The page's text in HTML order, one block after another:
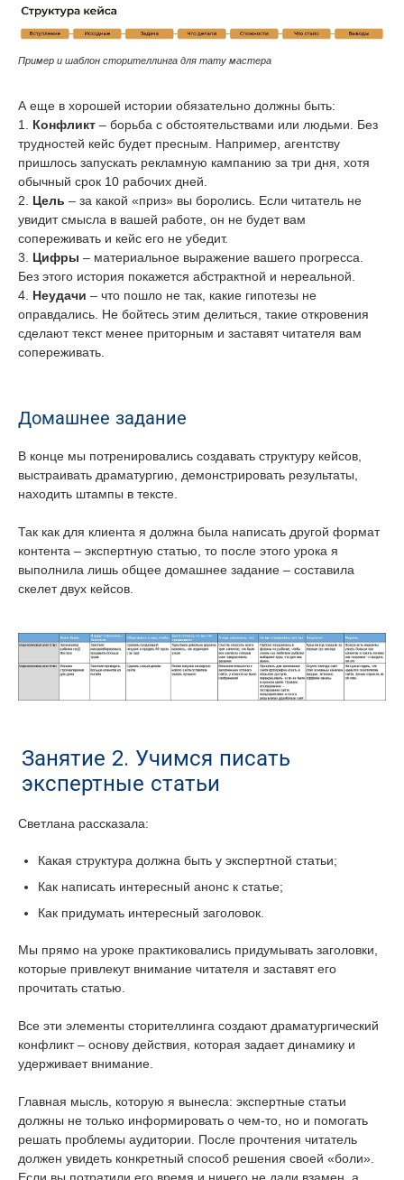
Пример и шаблон сторителлинга для тату мастера
А еще в хорошей истории обязательно должны быть:
1. Конфликт – борьба с обстоятельствами или людьми. Без
трудностей кейс будет пресным. Например, агентству
пришлось запускать рекламную кампанию за три дня, хотя
обычный срок 10 рабочих дней.
2. Цель – за какой «приз» вы боролись. Если читатель не
увидит смысла в вашей работе, он не будет вам
сопереживать и кейс его не убедит.
3. Цифры – материальное выражение вашего прогресса.
Без этого история покажется абстрактной и нереальной.
4. Неудачи – что пошло не так, какие гипотезы не
оправдались. Не бойтесь этим делиться, такие откровения
сделают текст менее приторным и заставят читателя вам
сопереживать.
Домашнее задание
В конце мы потренировались создавать структуру кейсов,
выстраивать драматургию, демонстрировать результаты,
находить штампы в тексте.
Так как для клиента я должна была написать другой формат
контента – экспертную статью, то после этого урока я
выполнила лишь общее домашнее задание – составила
скелет двух кейсов.
Занятие 2. Учимся писать
экспертные статьи
Светлана рассказала:
Какая структура должна быть у экспертной статьи;
Как написать интересный анонс к статье;
Как придумать интересный заголовок.
Мы прямо на уроке практиковались придумывать заголовки,
которые привлекут внимание читателя и заставят его
прочитать статью.
Все эти элементы сторителлинга создают драматургический
конфликт – основу действия, которая задает динамику и
удерживает внимание.
Главная мысль, которую я вынесла: экспертные статьи
должны не только информировать о чем-то, но и помогать
решать проблемы аудитории. После прочтения читатель
должен увидеть конкретный способ решения своей «боли».